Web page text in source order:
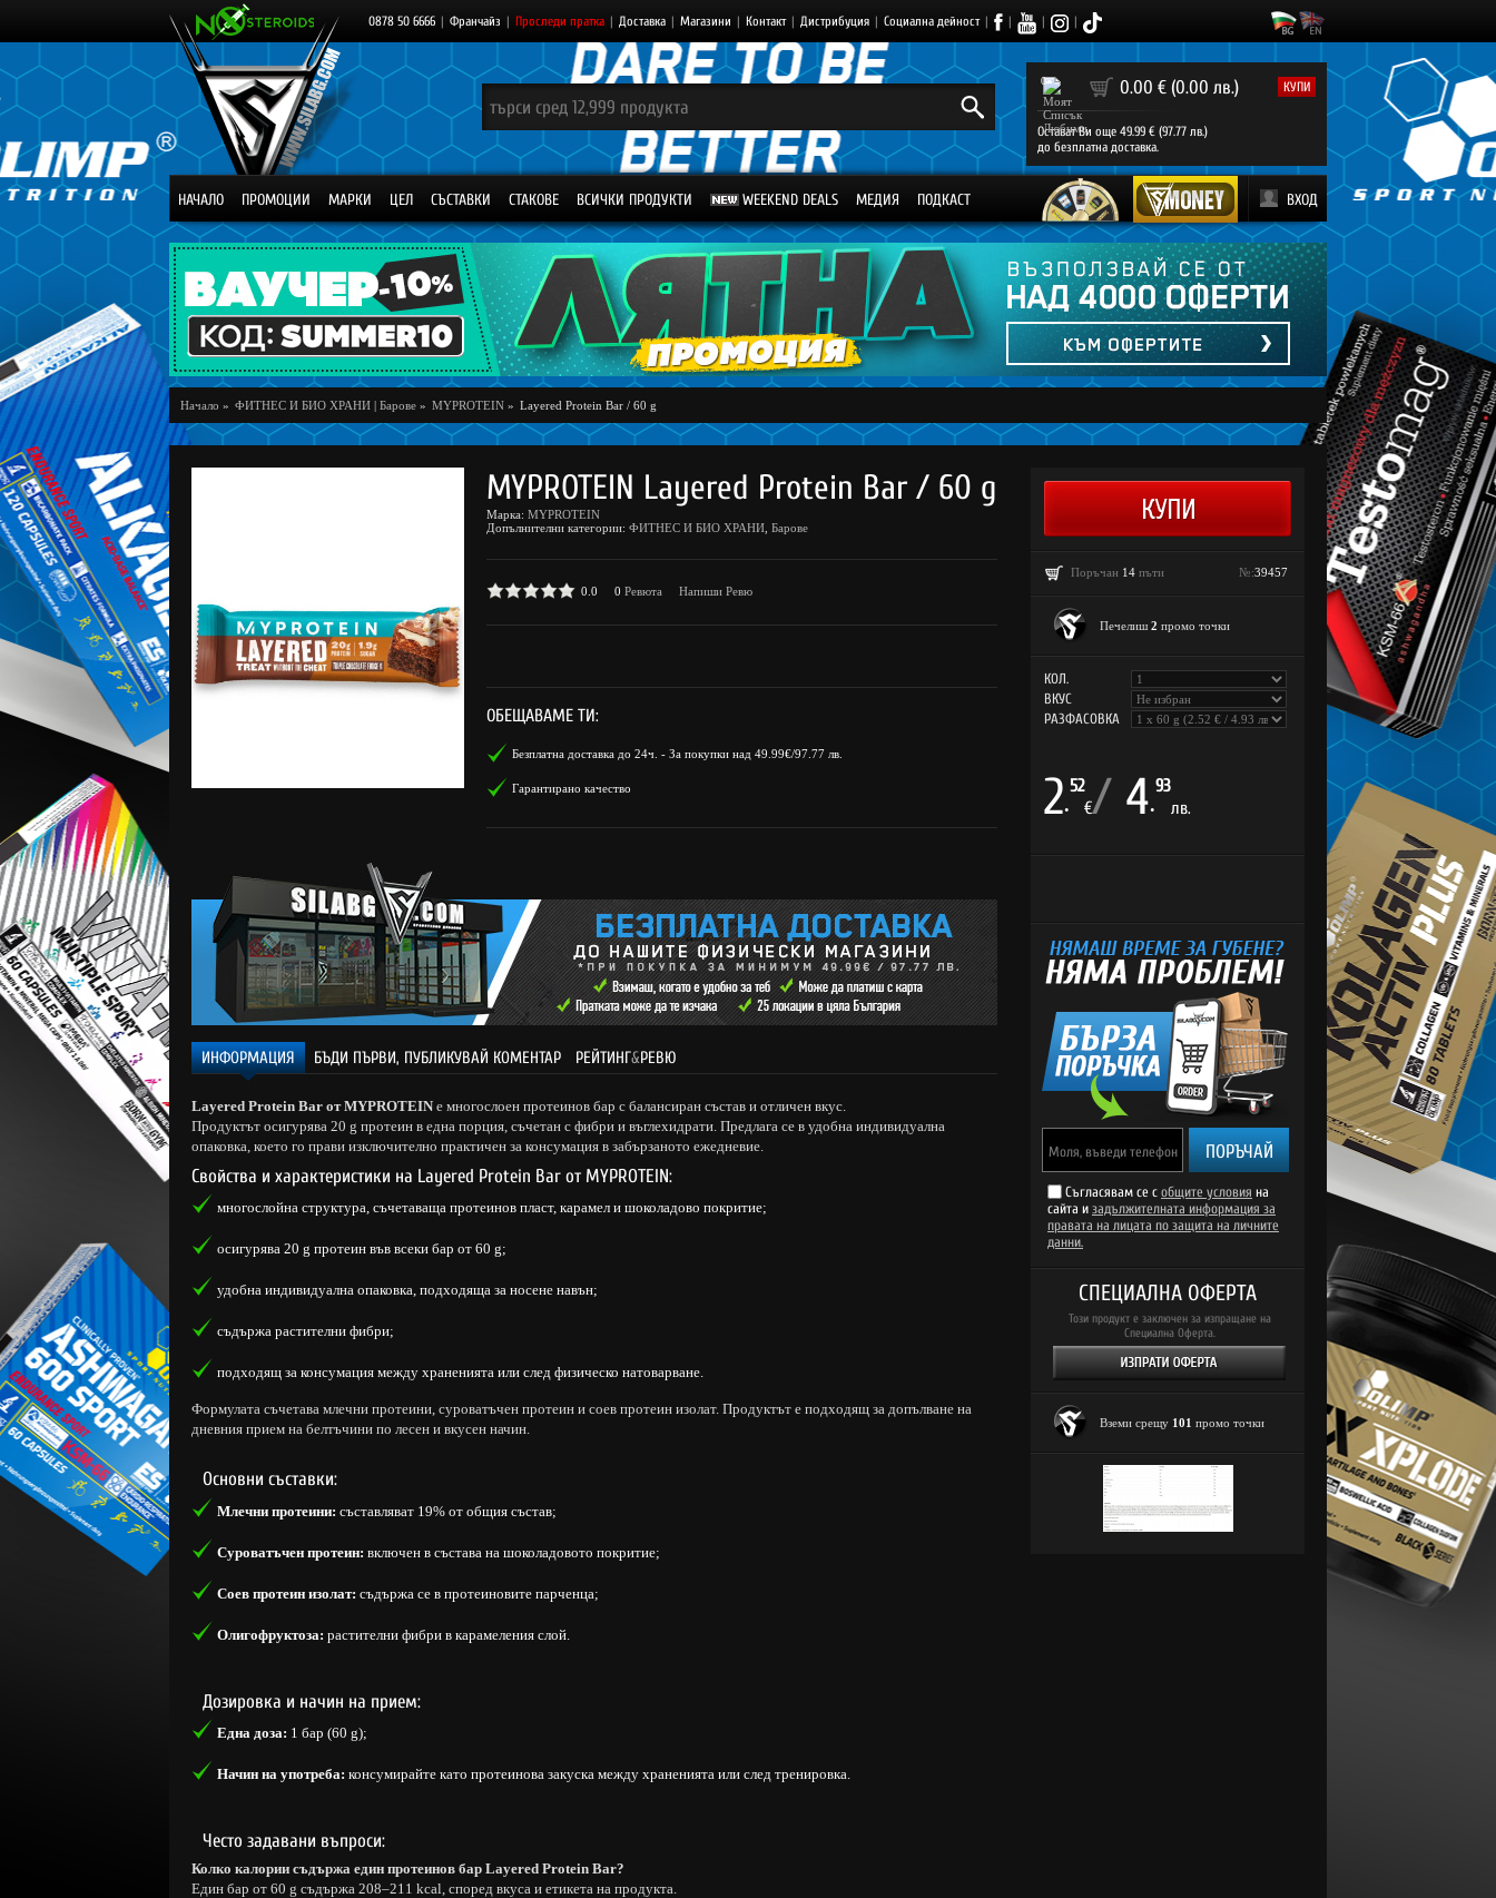
0878 50 6666 | Франчайз | Проследи пратка | Доставка | Магазини | Контакт | Дистрибуция | Социална дейност | | | |
0 0.00 € (0.00 лв.) КУПИ
Остават Ви още 49.99 € (97.77 лв.)
до безплатна доставка.
НАЧАЛО ПРОМОЦИИ МАРКИ ЦЕЛ СЪСТАВКИ СТАКОВЕ ВСИЧКИ ПРОДУКТИ WEEKEND DEALS МЕДИЯ ПОДКАСТ ВХОД
Начало » ФИТНЕС И БИО ХРАНИ | Барове » MYPROTEIN » Layered Protein Bar / 60 g
MYPROTEIN Layered Protein Bar / 60 g
Марка: MYPROTEIN
Допълнителни категории: ФИТНЕС И БИО ХРАНИ Барове
0.0 0 Ревюта Напиши Ревю
ОБЕЩАВАМЕ ТИ:
Безплатна доставка до 24ч. - За покупки над 49.99€/97.77 лв.
Гарантирано качество
ИНФОРМАЦИЯ БЪДИ ПЪРВИ, ПУБЛИКУВАЙ КОМЕНТАР РЕЙТИНГ&РЕВЮ
Layered Protein Bar от MYPROTEIN е многослоен протеинов бар с балансиран състав и отличен вкус.
Продуктът осигурява 20 g протеин в една порция, съчетан с фибри и въглехидрати. Предлага се в удобна индивидуална
опаковка, което го прави изключително практичен за консумация в забързаното ежедневие.
Свойства и характеристики на Layered Protein Bar от MYPROTEIN:
многослойна структура, съчетаваща протеинов пласт, карамел и шоколадово покритие;
осигурява 20 g протеин във всеки бар от 60 g;
удобна индивидуална опаковка, подходяща за носене навън;
съдържа растителни фибри;
подходящ за консумация между храненията или след физическо натоварване.
Формулата съчетава млечни протеини, суроватъчен протеин и соев протеин изолат. Продуктът е подходящ за допълване на
дневния прием на белтъчини по лесен и вкусен начин.
Основни съставки:
Млечни протеини: съставляват 19% от общия състав;
Суроватъчен протеин: включен в състава на шоколадовото покритие;
Соев протеин изолат: съдържа се в протеиновите парченца;
Олигофруктоза: растителни фибри в карамеления слой.
Дозировка и начин на прием:
Една доза: 1 бар (60 g);
Начин на употреба: консумирайте като протеинова закуска между храненията или след тренировка.
Често задавани въпроси:
Колко калории съдържа един протеинов бар Layered Protein Bar?
Един бар от 60 g съдържа 208–211 kcal, според вкуса и етикета на продукта.
Поръчан 14 пъти №:39457
Печелиш 2 промо точки
КОЛ.
ВКУС
РАЗФАСОВКА
2.
52
€/ 4.
93
лв.
ПОРЪЧАЙ
Съгласявам се с общите условия на
сайта и задължителната информация за
правата на лицата по защита на личните
данни.
СПЕЦИАЛНА ОФЕРТА
Този продукт е заключен за изпращане на
Специална Оферта.
Вземи срещу 101 промо точки